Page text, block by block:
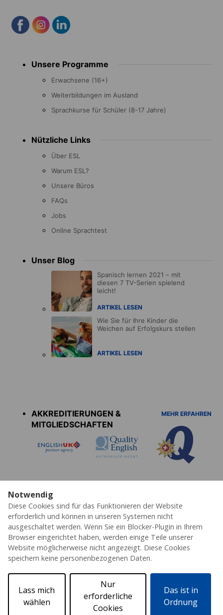
Notwendig
Diese Cookies sind für das Funktionieren der Website
erforderlich und können in unseren Systemen nicht
ausgeschaltet werden. Wenn Sie ein Blocker-Plugin in Ihrem
Browser eingerichtet haben, werden einige Teile unserer
Website möglicherweise nicht angezeigt. Diese Cookies
speichern keine personenbezogenen Daten.
Das ist in
Ordnung
Nur
erforderliche
Cookies
Lass mich
wählen
menu Unsere Programme
Erwachsene (16+)
Weiterbildungen im Ausland
Sprachkurse für Schüler (8-17 Jahre)
Nützliche Links
Über ESL
Warum ESL?
Unsere Büros
FAQs
Jobs
Online Sprachtest
Unser Blog
Spanisch lernen 2021 – mit
diesen 7 TV-Serien spielend
leicht!
ARTIKEL LESEN
Wie Sie für Ihre Kinder die
Weichen auf Erfolgskurs stellen
ARTIKEL LESEN
AKKREDITIERUNGEN &
MITGLIEDSCHAFTEN
MEHR ERFAHREN
Datenschutz Cookies AGB's Impressum
Partner
Erklärung zur Barrierefreiheit
© 2026 ESL – Alle Rechte vorbehalten